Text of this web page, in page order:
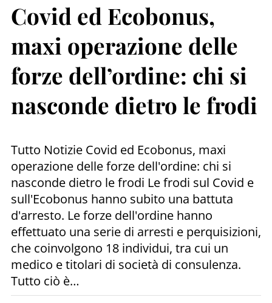
Covid ed Ecobonus,
maxi operazione delle
forze dell’ordine: chi si
nasconde dietro le frodi
Tutto Notizie Covid ed Ecobonus, maxi
operazione delle forze dell'ordine: chi si
nasconde dietro le frodi Le frodi sul Covid e
sull'Ecobonus hanno subito una battuta
d'arresto. Le forze dell'ordine hanno
effettuato una serie di arresti e perquisizioni,
che coinvolgono 18 individui, tra cui un
medico e titolari di società di consulenza.
Tutto ciò è…